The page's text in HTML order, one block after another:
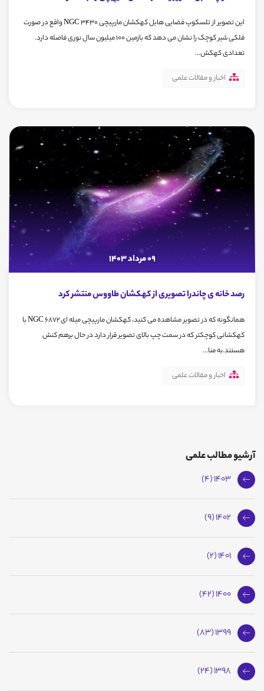
این تصویر از تلسکوپ فضایی هابل کهکشان مارپیچی NGC 3430 واقع در صورت
فلکی شیر کوچک را نشان می دهد که بازمین ۱۰۰ میلیون سال نوری فاصله دارد.
تعدادی کهکش...
اخبار و مقالات علمی
09 مرداد 1403
رصد خانه ی چاندرا تصویری از کهکشان طاووس منتشر کرد
همانگونه که در تصویر مشاهده می کنید، کهکشان مارپیچی میله ای NGC 6872 با
کهکشانی کوچکتر که در سمت چپ بالای تصویر قرار دارد در حال برهم کنش
هستند.به منا...
اخبار و مقالات علمی
آرشیو مطالب علمی
1403 (4)
1402 (9)
1401 (2)
1400 (42)
1399 (83)
1398 (24)